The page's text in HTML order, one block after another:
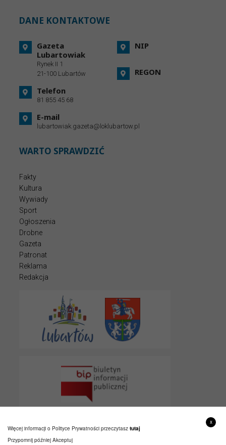
DANE KONTAKTOWE
Gazeta
Lubartowiak
Rynek II 1
21-100 Lubartów
Telefon
81 855 45 68
E-mail
lubartowiak.gazeta@loklubartow.pl
NIP
REGON
WARTO SPRAWDZIĆ
Fakty
Kultura
Wywiady
Sport
Ogłoszenia
Drobne
Gazeta
Patronat
Reklama
Redakcja
x
Więcej informacji o Polityce Prywatności przeczytasz tutaj
Przypomnij później Akceptuj